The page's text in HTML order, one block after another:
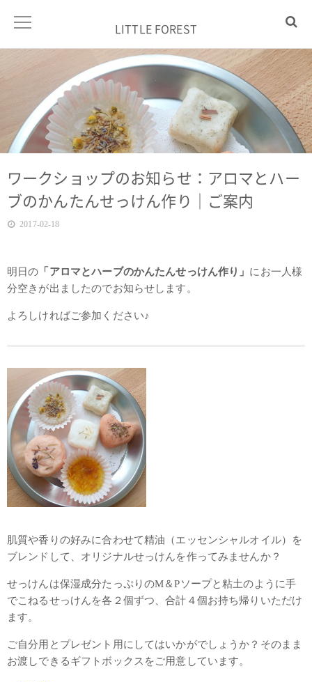
LITTLE FOREST
ワークショップのお知らせ：アロマとハー
ブのかんたんせっけん作り｜ご案内
2017-02-18
明日の 「アロマとハーブのかんたんせっけん作り」 にお一人様
分空きが出ましたのでお知らせします。
よろしければご参加ください♪
肌質や香りの好みに合わせて精油（エッセンシャルオイル）を
ブレンドして、オリジナルせっけんを作ってみませんか？
せっけんは保湿成分たっぷりのM＆Pソープと粘土のように手
でこねるせっけんを各２個ずつ、合計４個お持ち帰りいただけ
ます。
ご自分用とプレゼント用にしてはいかがでしょうか？そのまま
お渡しできるギフトボックスをご用意しています。